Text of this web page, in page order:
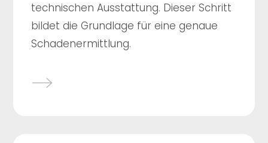
technischen Ausstattung. Dieser Schritt
bildet die Grundlage für eine genaue
Schadenermittlung.